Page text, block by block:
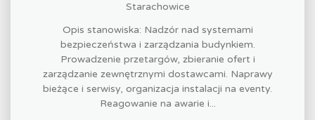
Starachowice
Opis stanowiska: Nadzór nad systemami
bezpieczeństwa i zarządzania budynkiem.
Prowadzenie przetargów, zbieranie ofert i
zarządzanie zewnętrznymi dostawcami. Naprawy
bieżące i serwisy, organizacja instalacji na eventy.
Reagowanie na awarie i...